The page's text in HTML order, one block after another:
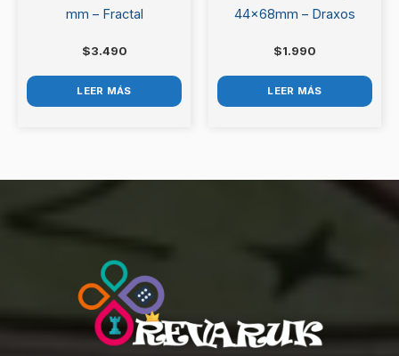
mm – Fractal
$3.490
LEER MÁS
44x68mm – Draxos
$1.990
LEER MÁS